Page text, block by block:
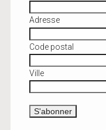
Adresse
Code postal
Ville